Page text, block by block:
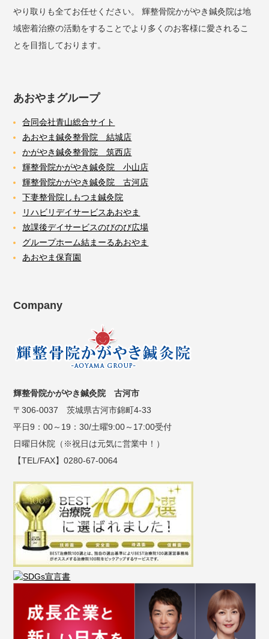
やり取りも全てお任せください。 輝整骨院かがやき鍼灸院は地
域密着治療の活動をすることでより多くのお客様に愛されるこ
とを目指しております。
あおやまグループ
合同会社青山総合サイト
あおやま鍼灸整骨院 結城店
かがやき鍼灸整骨院 筑西店
輝整骨院かがやき鍼灸院 小山店
輝整骨院かがやき鍼灸院 古河店
下妻整骨院しもつま鍼灸院
リハビリデイサービスあおやま
放課後デイサービスのびのび広場
グループホーム結まーるあおやま
あおやま保育園
Company
輝整骨院かがやき鍼灸院 古河市
〒306-0037 茨城県古河市錦町4-33
平日9：00～19：30/土曜9:00～17:00受付
日曜日休院（※祝日は元気に営業中！）
【TEL/FAX】0280-67-0064